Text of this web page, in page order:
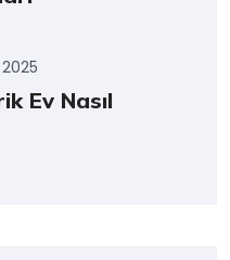
Ev Nasıl